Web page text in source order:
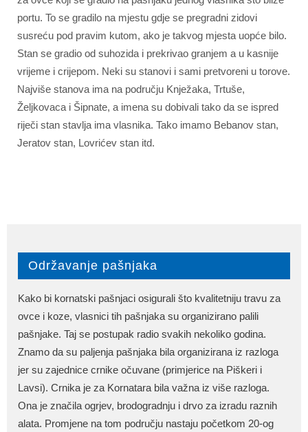
portu. To se gradilo na mjestu gdje se pregradni zidovi
susreću pod pravim kutom, ako je takvog mjesta uopće bilo.
Stan se gradio od suhozida i prekrivao granjem a u kasnije
vrijeme i crijepom. Neki su stanovi i sami pretvoreni u torove.
Najviše stanova ima na području Knježaka, Trtuše,
Željkovaca i Šipnate, a imena su dobivali tako da se ispred
riječi stan stavlja ima vlasnika. Tako imamo Bebanov stan,
Jeratov stan, Lovrićev stan itd.
Održavanje pašnjaka
Kako bi kornatski pašnjaci osigurali što kvalitetniju travu za
ovce i koze, vlasnici tih pašnjaka su organizirano palili
pašnjake. Taj se postupak radio svakih nekoliko godina.
Znamo da su paljenja pašnjaka bila organizirana iz razloga
jer su zajednice crnike očuvane (primjerice na Piškeri i
Lavsi). Crnika je za Kornatara bila važna iz više razloga.
Ona je značila ogrjev, brodogradnju i drvo za izradu raznih
alata. Promjene na tom području nastaju početkom 20-og